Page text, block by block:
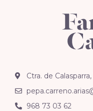
Ctra. de
968 73 03 62